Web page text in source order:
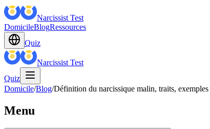
Narcissist Test
DomicileBlogRessources
Quiz
Narcissist Test
Quiz
Domicile/Blog/Définition du narcissique malin, traits, exemples
Menu